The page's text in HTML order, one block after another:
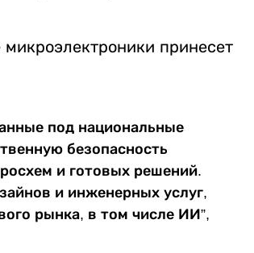
принесет
под национальные
безопасность
и готовых решений.
и инженерных услуг,
рынка, в том числе ИИ”,